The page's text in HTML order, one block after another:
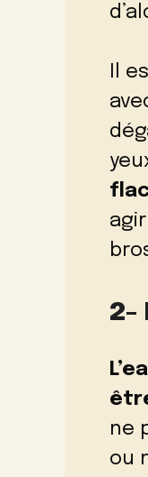
Il
2-
ne
ou